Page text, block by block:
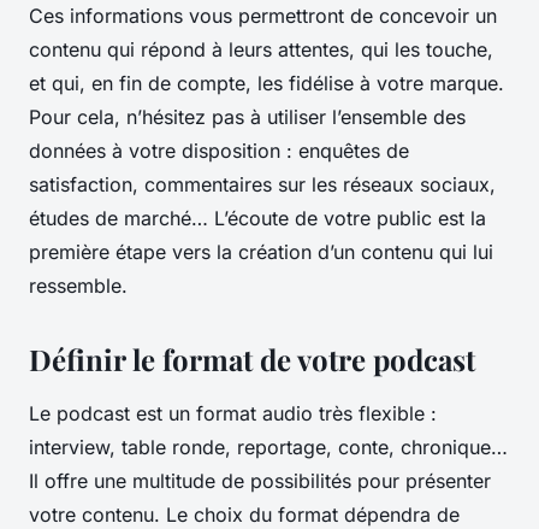
Ces informations vous permettront de concevoir un
contenu qui répond à leurs attentes, qui les touche,
et qui, en fin de compte, les fidélise à votre marque.
Pour cela, n’hésitez pas à utiliser l’ensemble des
données à votre disposition : enquêtes de
satisfaction, commentaires sur les réseaux sociaux,
études de marché… L’écoute de votre public est la
première étape vers la création d’un contenu qui lui
ressemble.
Définir le format de votre podcast
Le podcast est un format audio très flexible :
interview, table ronde, reportage, conte, chronique…
Il offre une multitude de possibilités pour présenter
votre contenu. Le choix du format dépendra de